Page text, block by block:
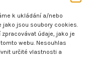
k ukládání a/nebo
jako jsou soubory cookies.
údaje, jako je
webu. Nesouhlas
určité vlastnosti a